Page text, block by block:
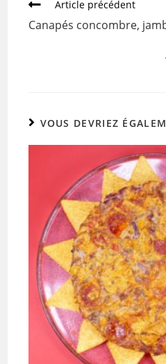
o
o
Article précédent
Canapés concombre,
VOUS DEVRIEZ